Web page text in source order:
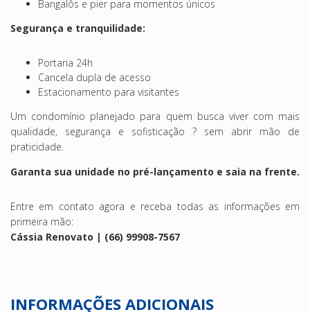
Bangalôs e pier para momentos únicos
Segurança e tranquilidade:
Portaria 24h
Cancela dupla de acesso
Estacionamento para visitantes
Um condomínio planejado para quem busca viver com mais
qualidade, segurança e sofisticação ? sem abrir mão de
praticidade.
Garanta sua unidade no pré-lançamento e saia na frente.
Entre em contato agora e receba todas as informações em
primeira mão:
Cássia Renovato | (66) 99908-7567
INFORMAÇÕES ADICIONAIS